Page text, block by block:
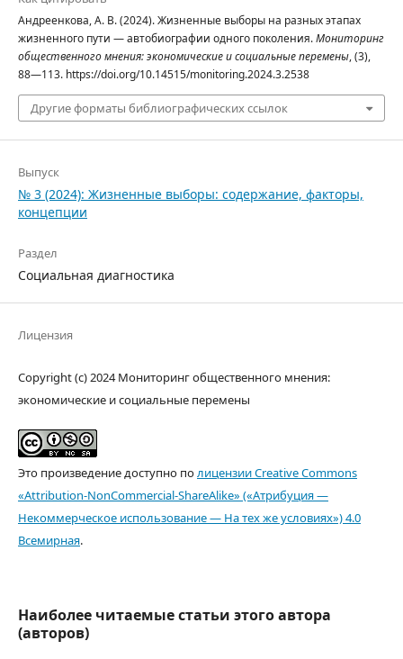
Андреенкова, А. В. (2024). Жизненные выборы на разных этапах
жизненного пути — автобиографии одного поколения.Мониторинг
общественного мнения: экономические и социальные перемены, (3),
88—113. https://doi.org/10.14515/monitoring.2024.3.2538
Другие форматы библиографических ссылок
Выпуск
№ 3 (2024): Жизненные выборы: содержание, факторы,
концепции
Раздел
Социальная диагностика
Лицензия
Copyright (c) 2024 Мониторинг общественного мнения:
экономические и социальные перемены
Это произведение доступно полицензии Creative Commons
«Attribution-NonCommercial-ShareAlike» («Атрибуция —
Некоммерческое использование — На тех же условиях») 4.0
Всемирная.
Наиболее читаемые статьи этого автора
(авторов)